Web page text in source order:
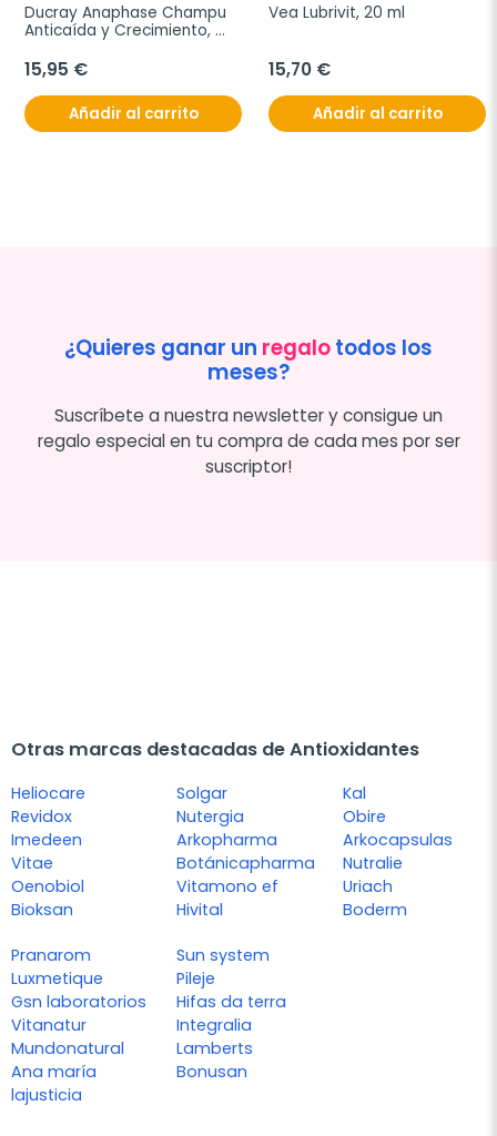
Ducray Anaphase Champu
Anticaída y Crecimiento,
15,95 €
Añadir al carrito
Vea Lubrivit, 20 ml
15,70 €
Añadir al carrito
¿Quieres ganar un regalotodos los
meses?
Suscríbete a nuestra newsletter y consigue un
regalo especial en tu compra de cada mes por ser
suscriptor!
Otras marcas destacadas de Antioxidantes
Heliocare
Revidox
Imedeen
Vitae
Oenobiol
Bioksan
Solgar
Nutergia
Arkopharma
Botánicapharma
Vitamono ef
Hivital
Kal
Obire
Arkocapsulas
Nutralie
Uriach
Boderm
Pranarom
Luxmetique
Gsn laboratorios
Vitanatur
Mundonatural
Ana maría
lajusticia
Sun system
Pileje
Hifas da terra
Integralia
Lamberts
Bonusan